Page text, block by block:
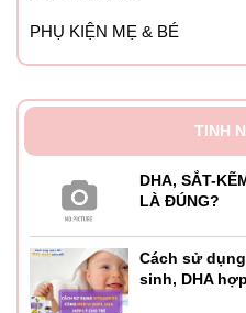
PHỤ KIỆN MẸ & BÉ
TINH
DHA, SẮT-
LÀ ĐÚNG?
Cách sử
sinh, DHA